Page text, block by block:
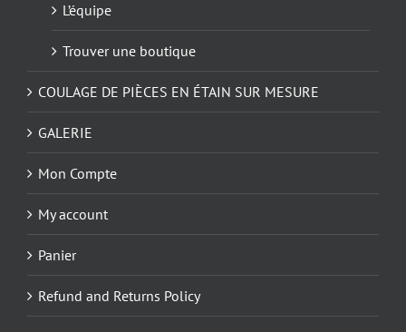
L’équipe
Trouver une boutique
COULAGE DE PIÈCES EN ÉTAIN SUR MESURE
GALERIE
Mon Compte
My account
Panier
Refund and Returns Policy